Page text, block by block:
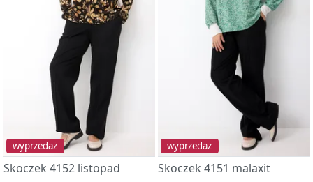
wyprzedaż
Skoczek 4152 listopad
wyprzedaż
Skoczek 4151 malaxit